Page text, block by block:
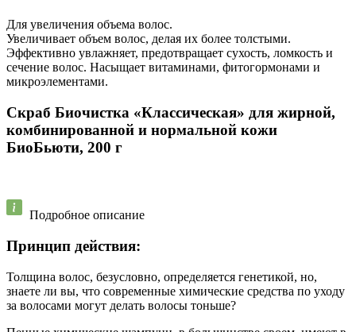
Для увеличения объема волос.
Увеличивает объем волос, делая их более толстыми.
Эффективно увлажняет, предотвращает сухость, ломкость и
сечение волос. Насыщает витаминами, фитогормонами и
микроэлементами.
Скраб Биочистка «Классическая» для жирной,
комбинированной и нормальной кожи
БиоБьюти, 200 г
Подробное описание
Принцип действия:
Толщина волос, безусловно, определяется генетикой, но,
знаете ли вы, что современные химические средства по уходу
за волосами могут делать волосы тоньше?